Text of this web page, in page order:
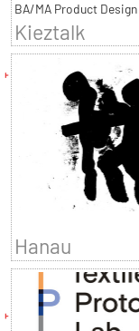
BA/MA Product Design
Kieztalk
Hanau